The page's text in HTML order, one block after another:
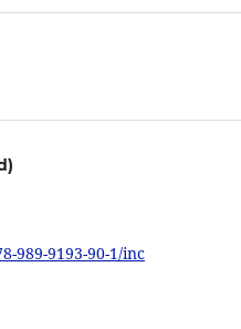
989-9193-90-1/inc